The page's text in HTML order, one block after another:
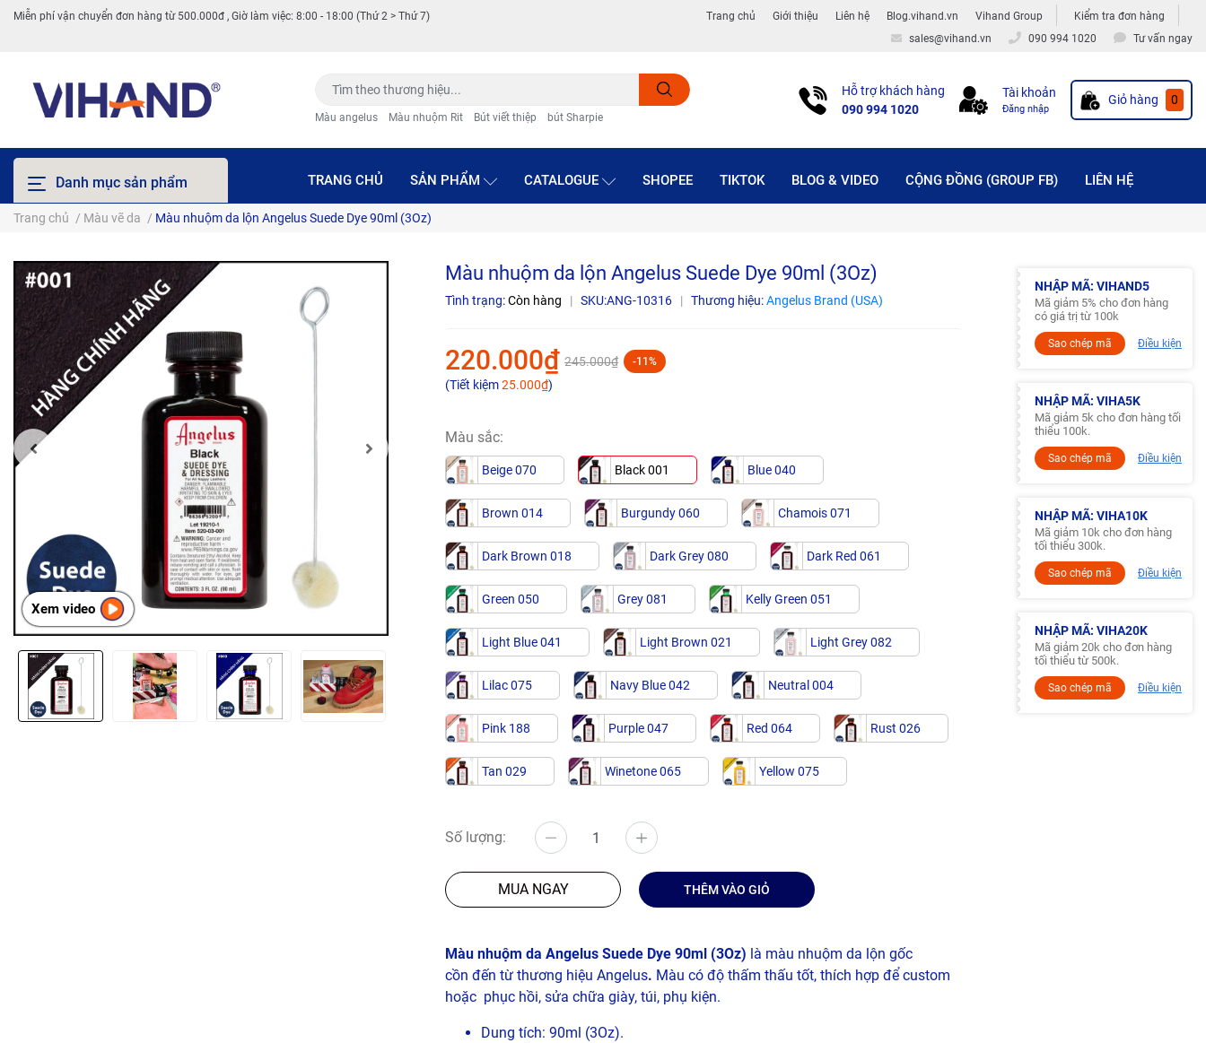
Miễn phí vận chuyển đơn hàng từ 500.000đ , Giờ làm việc: 8:00 - 18:00 (Thứ 2 > Thứ 7) Trang chủ Giới thiệu Liên hệ Blog.vihand.vn Vihand Group
Kiểm tra đơn hàng
sales@vihand.vn
090 994 1020 Tư vấn ngay
Màu angelus Màu nhuộm Rit Bút viết thiệp bút Sharpie
Hỗ trợ khách hàng
090 994 1020
Tài khoản
Đăng nhập
Giỏ hàng 0
Danh mục sản phẩm TRANG CHỦ SẢN PHẨM CATALOGUE SHOPEE TIKTOK BLOG & VIDEO CỘNG ĐỒNG (GROUP FB) LIÊN HỆ
Trang chủ / Màu vẽ da / Màu nhuộm da lộn Angelus Suede Dye 90ml (3Oz)
Xem video
Màu nhuộm da lộn Angelus Suede Dye 90ml (3Oz)
Tình trạng:Còn hàng | SKU:ANG-10316 | Thương hiệu:Angelus Brand (USA)
220.000₫ 245.000₫ -11%
(Tiết kiệm25.000₫)
Màu sắc:
Beige 070 Black 001 Blue 040
Brown 014 Burgundy 060 Chamois 071
Dark Brown 018 Dark Grey 080 Dark Red 061
Green 050 Grey 081 Kelly Green 051
Light Blue 041 Light Brown 021 Light Grey 082
Lilac 075 Navy Blue 042 Neutral 004
Pink 188 Purple 047 Red 064 Rust 026
Tan 029 Winetone 065 Yellow 075
Số lượng:
MUA NGAY THÊM VÀO GIỎ
Màu nhuộm da Angelus Suede Dye 90ml (3Oz) là màu nhuộm da lộn gốc
cồn đến từ thương hiệu Angelus. Màu có độ thấm thấu tốt, thích hợp để custom
hoặc phục hồi, sửa chữa giày, túi, phụ kiện.
Dung tích: 90ml (3Oz).
NHẬP MÃ: VIHAND5
Mã giảm 5% cho đơn hàng
có giá trị từ 100k
Sao chép mã Điều kiện
NHẬP MÃ: VIHA5K
Mã giảm 5k cho đơn hàng tối
thiểu 100k.
Sao chép mã Điều kiện
NHẬP MÃ: VIHA10K
Mã giảm 10k cho đơn hàng
tối thiểu 300k.
Sao chép mã Điều kiện
NHẬP MÃ: VIHA20K
Mã giảm 20k cho đơn hàng
tối thiểu từ 500k.
Sao chép mã Điều kiện